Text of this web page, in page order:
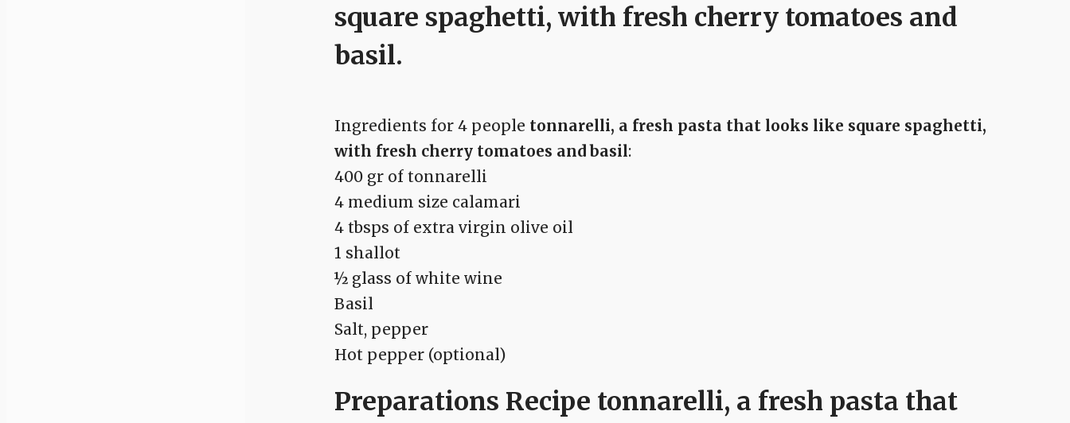
square spaghetti, with fresh cherry tomatoes and
basil.
Ingredients for 4 people tonnarelli, a fresh pasta that looks like square spaghetti,
with fresh cherry tomatoes and basil:
400 gr of tonnarelli
4 medium size calamari
4 tbsps of extra virgin olive oil
1 shallot
½ glass of white wine
Basil
Salt, pepper
Hot pepper (optional)
Preparations Recipe tonnarelli, a fresh pasta that